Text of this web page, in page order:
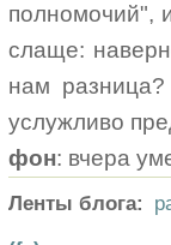
полномочий",
слаще:
нам
услужливо
фон: вчера
Ленты блога: